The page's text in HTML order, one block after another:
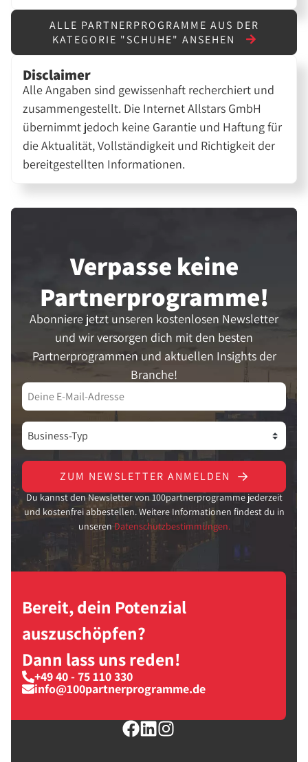
ALLE PARTNERPROGRAMME AUS DER
KATEGORIE "SCHUHE" ANSEHEN
Disclaimer
Alle Angaben sind gewissenhaft recherchiert und
zusammengestellt. Die Internet Allstars GmbH
übernimmt jedoch keine Garantie und Haftung für
die Aktualität, Vollständigkeit und Richtigkeit der
bereitgestellten Informationen.
Verpasse keine
Partner­programme!
Abonniere jetzt unseren kostenlosen Newsletter
und wir versorgen dich mit den besten
Partnerprogrammen und aktuellen Insights der
Branche!
ZUM NEWSLETTER ANMELDEN
Du kannst den Newsletter von 100partnerprogramme jederzeit
und kostenfrei abbestellen. Weitere Informationen findest du in
unseren Datenschutzbestimmungen.
Bereit, dein Potenzial
auszuschöpfen?
Dann lass uns reden!
+49 40 - 75 110 330
info@100partnerprogramme.de